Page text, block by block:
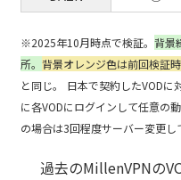
※2025年10月時点で検証。 背景
所。 背景オレンジ色は前回検証
と同じ。
日本で契約したVODに
に各VODにログインして任意の
の場合は3回程度サーバー変更し
過去のMillenVPNの